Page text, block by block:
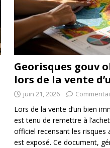
Georisques gouv
lors de la vente
juin 21, 2026
Lors de la vente d’un bien
est tenu de remettre à
officiel recensant les risques
est exposé. Ce document,